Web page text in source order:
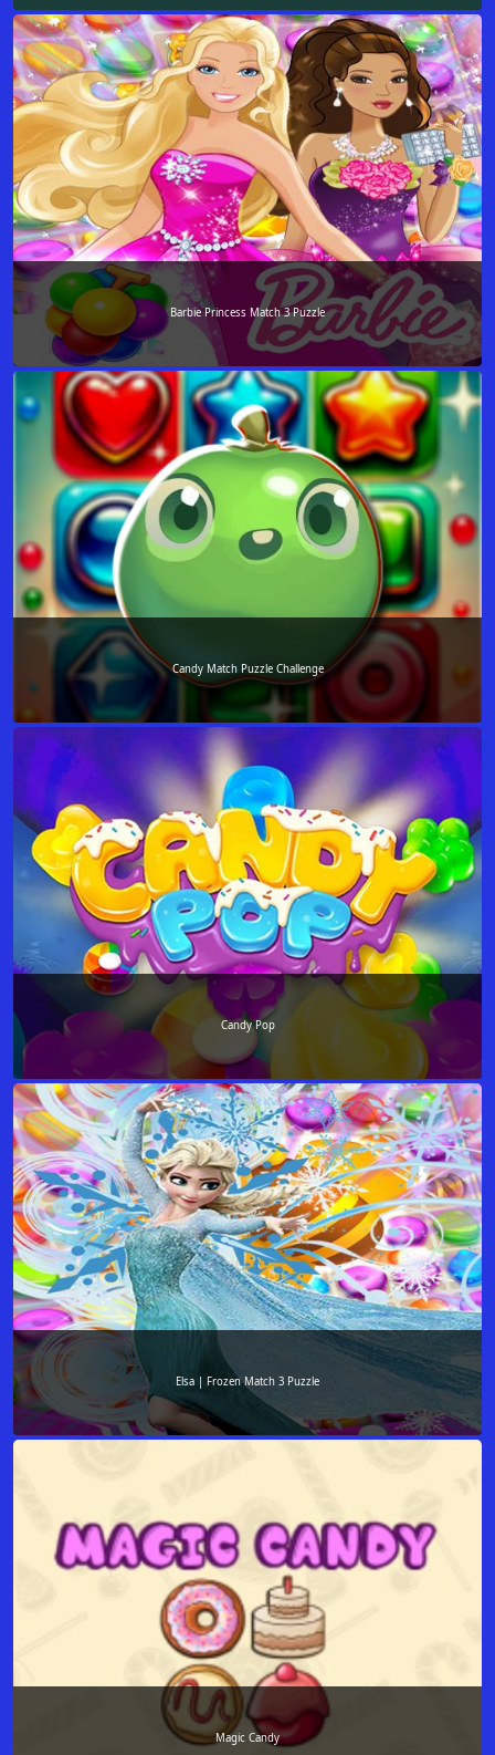
Barbie Princess Match 3 Puzzle
Candy Match Puzzle Challenge
Candy Pop
Elsa | Frozen Match 3 Puzzle
Magic Candy